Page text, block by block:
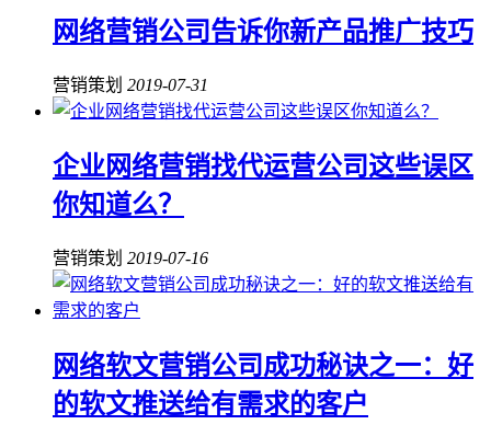
网络营销公司告诉你新产品推广技巧
营销策划 2019-07-31
企业网络营销找代运营公司这些误区
你知道么？
营销策划 2019-07-16
网络软文营销公司成功秘诀之一：好
的软文推送给有需求的客户